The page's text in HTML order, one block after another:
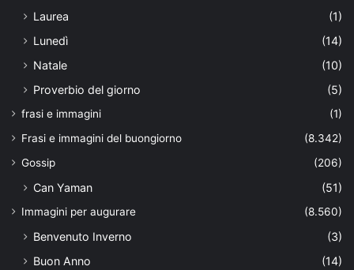
Laurea
(1)
Lunedì
(14)
Natale
(10)
Proverbio del giorno
(5)
frasi e immagini
(1)
Frasi e immagini del buongiorno
(8.342)
Gossip
(206)
Can Yaman (51)
Immagini per augurare (8.560)
Benvenuto Inverno
(3)
Buon Anno
(14)